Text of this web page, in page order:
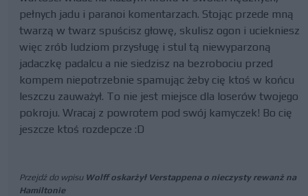
pełnych jadu i paranoi komentarzach. Stojąc przede mną
twarzą w twarz spuścisz głowę, skulisz ogon i uciekniesz
więc zrób ludziom przysługę i stul tą niewyparzoną
jadaczkę padalcu a nie siedzisz na bezrobociu przed
kompem niepotrzebnie spamując żeby cię ktoś w końcu
leszczu zauważył. To nie jest miejsce dla loserów twojego
pokroju. Wracaj z powrotem pod swój kamyczek! Bo cię
jeszcze ktoś rozdepcze :D
Przejdź do wpisu Wolff oskarżył Verstappena o nieczysty rewanż na
Hamiltonie